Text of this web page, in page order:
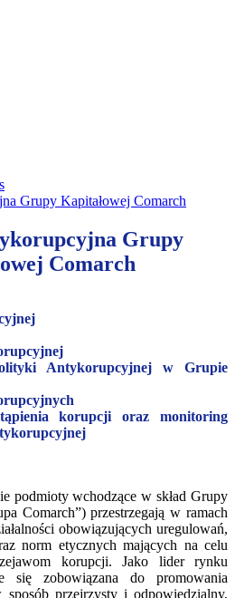
Grupy Kapitałowej Comarch
Grupy
Comarch
Antykorupcyjnej w Grupie
korupcji oraz monitoring
podmioty wchodzące w skład Grupy
Comarch”) przestrzegają w ramach
obowiązujących uregulowań,
norm etycznych mających na celu
korupcji. Jako lider rynku
się zobowiązana do promowania
sposób przejrzysty i odpowiedzialny,